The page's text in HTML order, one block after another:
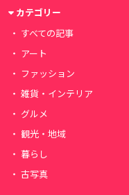
カテゴリー
すべての記事
アート
ファッション
雑貨・インテリア
グルメ
観光・地域
暮らし
古写真